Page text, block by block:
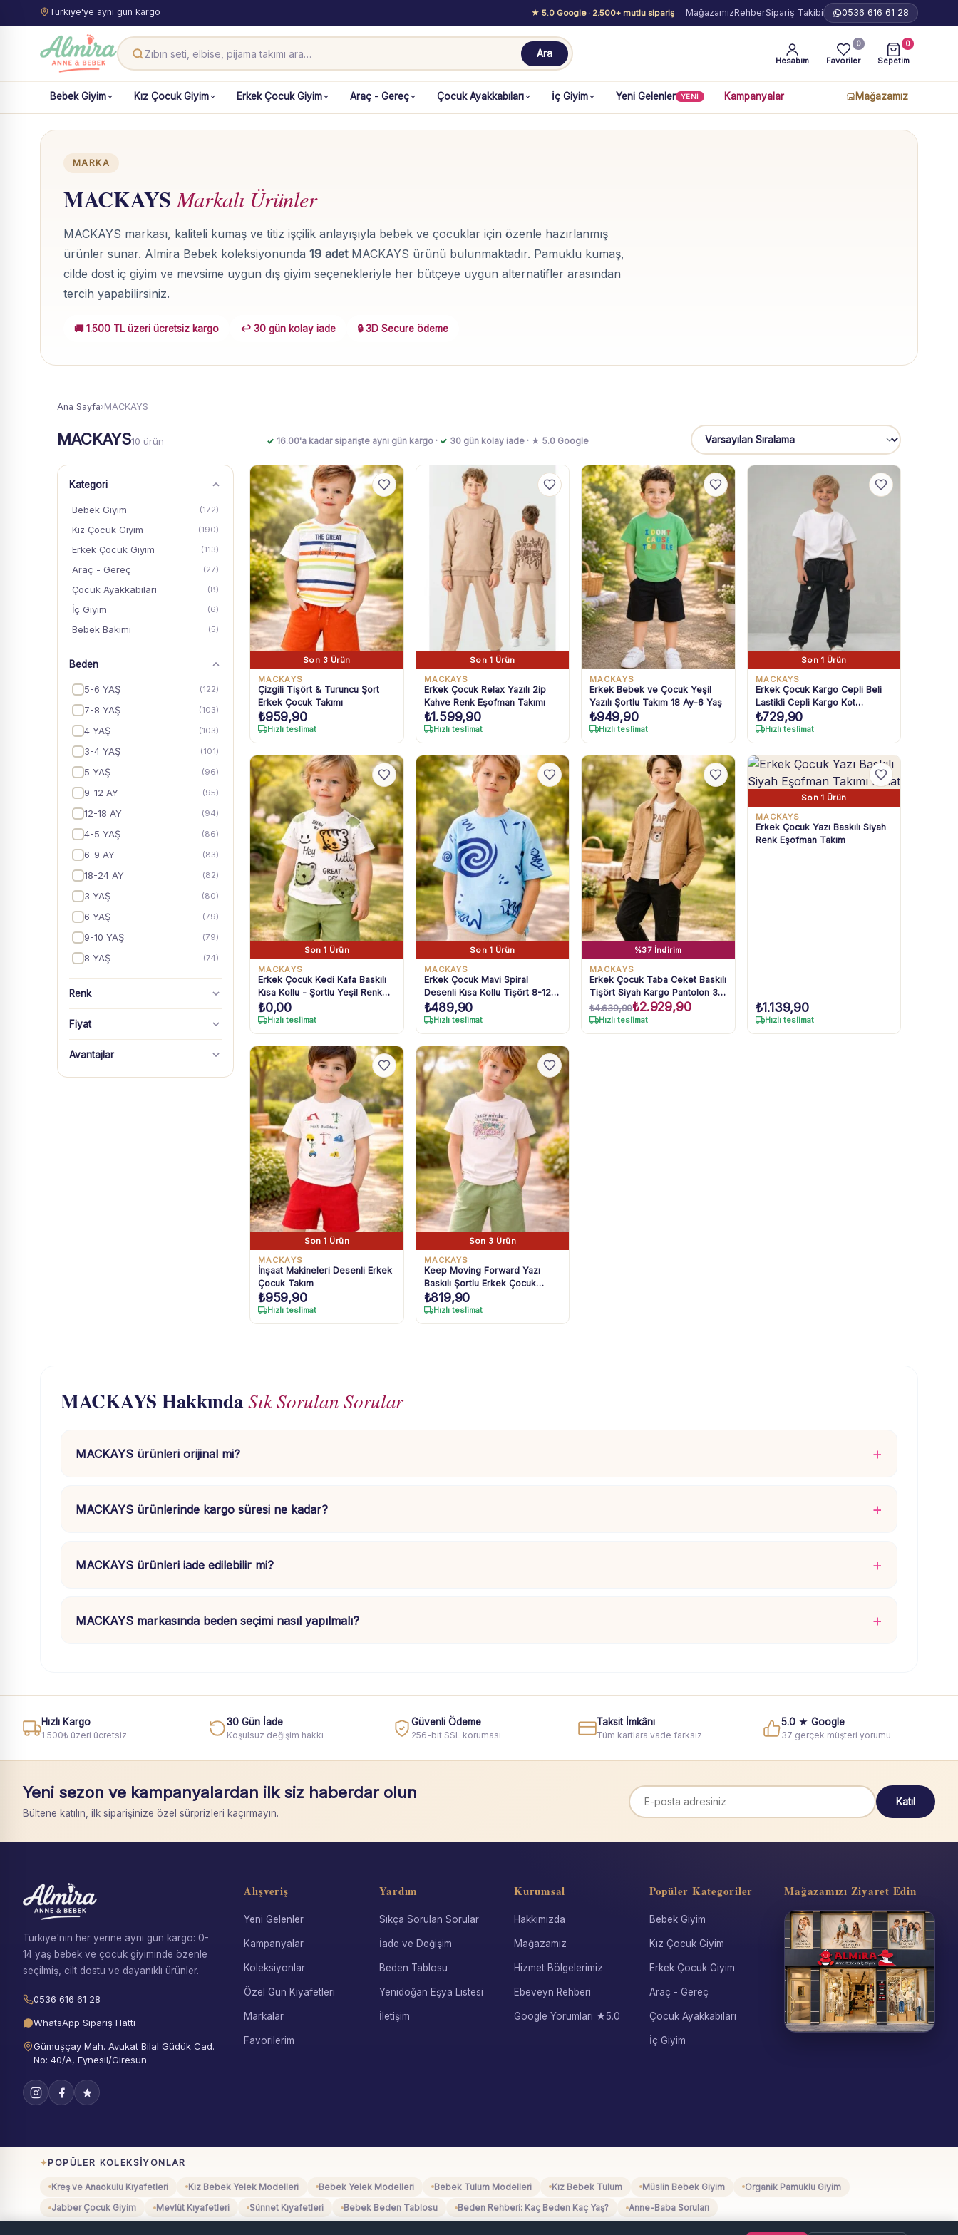
Türkiye'ye aynı gün kargo ★ 5.0 Google· 2.500+ mutlu sipariş MağazamızRehberSipariş Takibi 0536 616 61 28
Ara
Hesabım Favoriler
0
Sepetim
0
Bebek Giyim Kız Çocuk Giyim Erkek Çocuk Giyim Araç - Gereç Çocuk Ayakkabıları İç Giyim Yeni Gelenler YENİ Kampanyalar Mağazamız
MARKA
MACKAYSMarkalı Ürünler
MACKAYS markası, kaliteli kumaş ve titiz işçilik anlayışıyla bebek ve çocuklar için özenle hazırlanmış
ürünler sunar. Almira Bebek koleksiyonunda 19 adetMACKAYS ürünü bulunmaktadır. Pamuklu kumaş,
cilde dost iç giyim ve mevsime uygun dış giyim seçenekleriyle her bütçeye uygun alternatifler arasından
tercih yapabilirsiniz.
🚚 1.500 TL üzeri ücretsiz kargo ↩️ 30 gün kolay iade 🔒 3D Secure ödeme
Ana Sayfa›MACKAYS
MACKAYS10 ürün ✓ 16.00'a kadar siparişte aynı gün kargo · ✓ 30 gün kolay iade · ★ 5.0 Google Sıralama
Kategori
Bebek Giyim (172)
Kız Çocuk Giyim (190)
Erkek Çocuk Giyim (113)
Araç - Gereç (27)
Çocuk Ayakkabıları (8)
İç Giyim (6)
Bebek Bakımı (5)
Beden
5-6 YAŞ (122)
7-8 YAŞ (103)
4 YAŞ (103)
3-4 YAŞ (101)
5 YAŞ (96)
9-12 AY (95)
12-18 AY (94)
4-5 YAŞ (86)
6-9 AY (83)
18-24 AY (82)
3 YAŞ (80)
6 YAŞ (79)
9-10 YAŞ (79)
8 YAŞ (74)
Renk
Fiyat
Avantajlar
Son 3 Ürün
MACKAYS
Çizgili Tişört & Turuncu Şort
Erkek Çocuk Takımı
₺959,90
Hızlı teslimat
Son 1 Ürün
MACKAYS
Erkek Çocuk Relax Yazılı 2ip
Kahve Renk Eşofman Takımı
₺1.599,90
Hızlı teslimat
MACKAYS
Erkek Bebek ve Çocuk Yeşil
Yazılı Şortlu Takım 18 Ay-6 Yaş
₺949,90
Hızlı teslimat
Son 1 Ürün
MACKAYS
Erkek Çocuk Kargo Cepli Beli
Lastikli Cepli Kargo Kot
Pantolon
₺729,90
Hızlı teslimat
Son 1 Ürün
MACKAYS
Erkek Çocuk Kedi Kafa Baskılı
Kısa Kollu - Şortlu Yeşil Renk
Takım
₺0,00
Hızlı teslimat
Son 1 Ürün
MACKAYS
Erkek Çocuk Mavi Spiral
Desenli Kısa Kollu Tişört 8-12
Yaş
₺489,90
Hızlı teslimat
%37 İndirim
MACKAYS
Erkek Çocuk Taba Ceket Baskılı
Tişört Siyah Kargo Pantolon 3lü
Takım 8-12 Yaş
₺4.639,90₺2.929,90
Hızlı teslimat
Son 1 Ürün
MACKAYS
Erkek Çocuk Yazı Baskılı Siyah
Renk Eşofman Takım
₺1.139,90
Hızlı teslimat
Son 1 Ürün
MACKAYS
İnşaat Makineleri Desenli Erkek
Çocuk Takım
₺959,90
Hızlı teslimat
Son 3 Ürün
MACKAYS
Keep Moving Forward Yazı
Baskılı Şortlu Erkek Çocuk
Takım
₺819,90
Hızlı teslimat
MACKAYS HakkındaSık Sorulan Sorular
MACKAYS ürünleri orijinal mi?
MACKAYS ürünlerinde kargo süresi ne kadar?
MACKAYS ürünleri iade edilebilir mi?
MACKAYS markasında beden seçimi nasıl yapılmalı?
Hızlı Kargo
1.500₺ üzeri ücretsiz
30 Gün İade
Koşulsuz değişim hakkı
Güvenli Ödeme
256-bit SSL koruması
Taksit İmkânı
Tüm kartlara vade farksız
5.0 ★ Google
37 gerçek müşteri yorumu
Yeni sezon ve kampanyalardan ilk siz haberdar olun
Bültene katılın, ilk siparişinize özel sürprizleri kaçırmayın.
Katıl
Türkiye'nin her yerine aynı gün kargo: 0-
14 yaş bebek ve çocuk giyiminde özenle
seçilmiş, cilt dostu ve dayanıklı ürünler.
0536 616 61 28
WhatsApp Sipariş Hattı
Gümüşçay Mah. Avukat Bilal Güdük Cad.
No: 40/A, Eynesil/Giresun
Alışveriş
Yeni Gelenler
Kampanyalar
Koleksiyonlar
Özel Gün Kıyafetleri
Markalar
Favorilerim
Yardım
Sıkça Sorulan Sorular
İade ve Değişim
Beden Tablosu
Yenidoğan Eşya Listesi
İletişim
Kurumsal
Hakkımızda
Mağazamız
Hizmet Bölgelerimiz
Ebeveyn Rehberi
Google Yorumları ★5.0
Popüler Kategoriler
Bebek Giyim
Kız Çocuk Giyim
Erkek Çocuk Giyim
Araç - Gereç
Çocuk Ayakkabıları
İç Giyim
Mağazamızı Ziyaret Edin
POPÜLER KOLEKSIYONLAR
Kreş ve Anaokulu Kıyafetleri Kız Bebek Yelek Modelleri Bebek Yelek Modelleri Bebek Tulum Modelleri Kız Bebek Tulum Müslin Bebek Giyim
Organik Pamuklu Giyim
Jabber Çocuk Giyim
Mevlüt Kıyafetleri Sünnet Kıyafetleri Bebek Beden Tablosu Beden Rehberi: Kaç Beden Kaç Yaş? Anne-Baba Soruları